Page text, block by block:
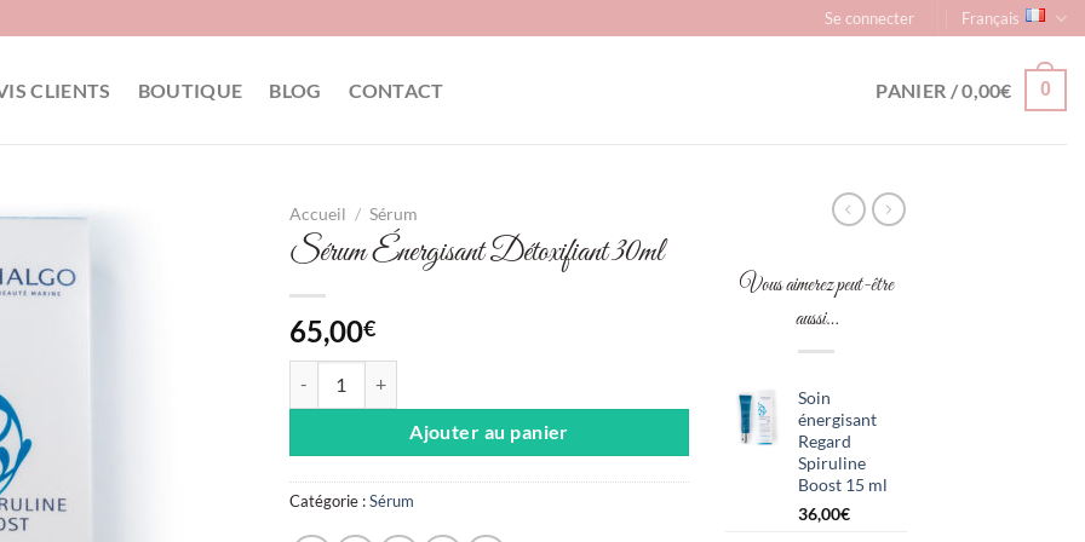
Se connecter Français
CLIENTS BOUTIQUE BLOG CONTACT PANIER /0,00€ 0
Accueil / Sérum
Sérum Énergisant Détoxifiant 30ml
65,00€
Ajouter au panier
Catégorie :Sérum
Vous aimerez peut-être
aussi…
Soin
énergisant
Regard
Spiruline
Boost 15 ml
36,00€